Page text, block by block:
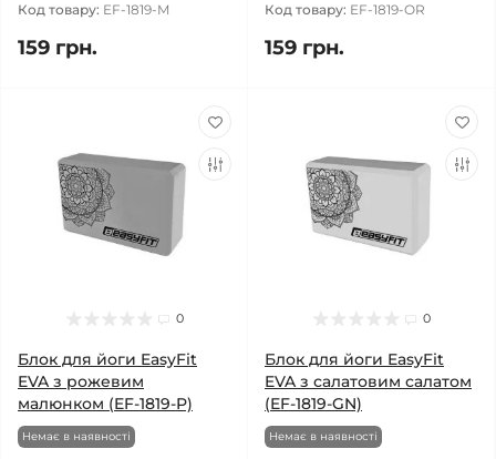
Код товару: EF-1819-M
159 грн.
Код товару: EF-1819-OR
159 грн.
0
Блок для йоги EasyFit
EVA з рожевим
малюнком (EF-1819-P)
Немає в наявності
0
Блок для йоги EasyFit
EVA з салатовим салатом
(EF-1819-GN)
Немає в наявності